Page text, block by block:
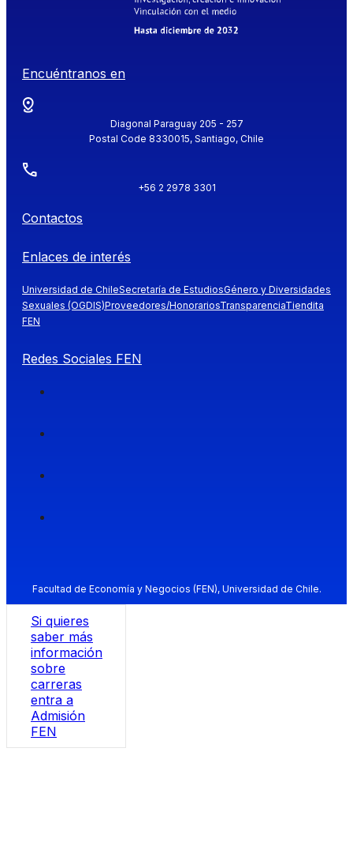
Encuéntranos en
Diagonal Paraguay 205 - 257
Postal Code 8330015, Santiago, Chile
+56 2 2978 3301
Contactos
Enlaces de interés
Universidad de ChileSecretaría de EstudiosGénero y Diversidades
Sexuales (OGDIS)Proveedores/HonorariosTransparenciaTiendita
FEN
Redes Sociales FEN
Facultad de Economía y Negocios (FEN), Universidad de Chile.
Si quieres
saber más
información
sobre
carreras
entra a
Admisión
FEN